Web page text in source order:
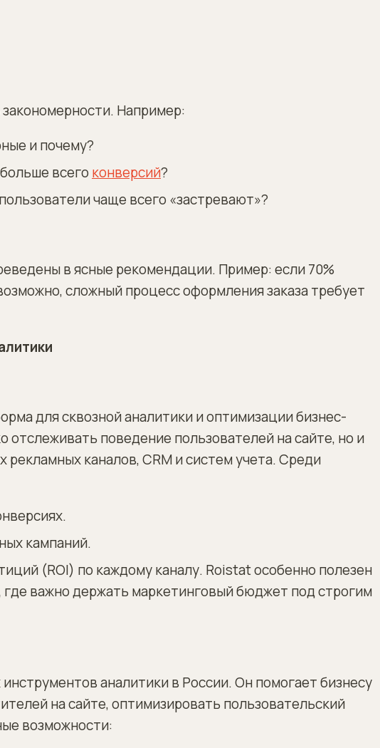
Например:
и почему?
всего конверсий?
чаще всего «застревают»?
в ясные рекомендации. Пример: если 70%
сложный процесс оформления заказа требует
для сквозной аналитики и оптимизации бизнес-
отслеживать поведение пользователей на сайте, но и
рекламных каналов, CRM и систем учета. Среди
кампаний.
(ROI) по каждому каналу. Roistat особенно полезен
где важно держать маркетинговый бюджет под строгим
аналитики в России. Он помогает бизнесу
на сайте, оптимизировать пользовательский
возможности: